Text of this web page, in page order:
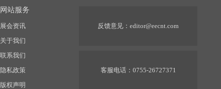
网站服务
展会资讯
关于我们
联系我们
隐私政策
版权声明
反馈意见： editor@eecnt.com
客服电话：0755-26727371